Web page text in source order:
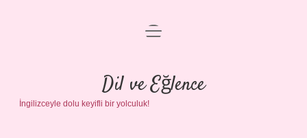
Anasayfa
Gizlilik Politikası
Yasal Uyarı
menüyü
Dil ve Eğlence
İngilizceyle dolu keyifli bir yolculuk!